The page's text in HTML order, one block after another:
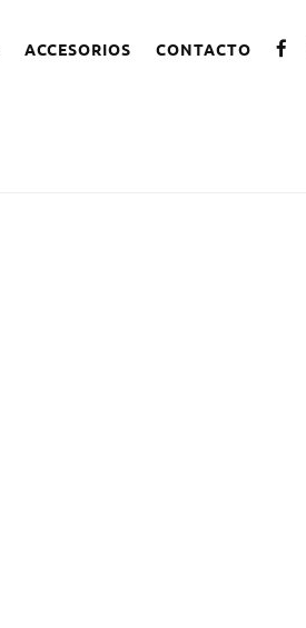
ACCESORIOS CONTACTO